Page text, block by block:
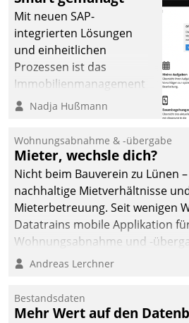
Mit neuen SAP-
integrierten Lösungen
und einheitlichen
Prozessen ist das
Immobilienmanagement
der Bayerischen
Ressort Kapitalanlage für
künftige Aufgaben und
Herausforderungen
gerüstet.
Nadja Hußmann
Wohnungsabnahme & -übergabe
Mieter, wechsle dich?
Nicht beim Bauverein zu Lünen
nachhaltige Mietverhältnisse
Mieterbetreuung. Seit wenigen
Datatrains mobile Applikation
Wohnungsabnahme und -
Mieter wohlgeordnet kommen
Andreas Lerchner
Bestandsdaten
Mehr Wert auf den